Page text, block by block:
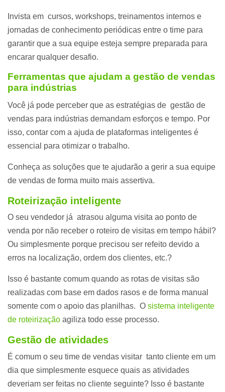
Invista em cursos, workshops, treinamentos internos e
jornadas de conhecimento periódicas entre o time para
garantir que a sua equipe esteja sempre preparada para
encarar qualquer desafio.
Ferramentas que ajudam a gestão de vendas
para indústrias
Você já pode perceber que as estratégias de gestão de
vendas para indústrias demandam esforços e tempo. Por
isso, contar com a ajuda de plataformas inteligentes é
essencial para otimizar o trabalho.
Conheça as soluções que te ajudarão a gerir a sua equipe
de vendas de forma muito mais assertiva.
Roteirização inteligente
O seu vendedor já atrasou alguma visita ao ponto de
venda por não receber o roteiro de visitas em tempo hábil?
Ou simplesmente porque precisou ser refeito devido a
erros na localização, ordem dos clientes, etc.?
Isso é bastante comum quando as rotas de visitas são
realizadas com base em dados rasos e de forma manual
somente com o apoio das planilhas. O sistema inteligente
de roteirização agiliza todo esse processo.
Gestão de atividades
É comum o seu time de vendas visitar tanto cliente em um
dia que simplesmente esquece quais as atividades
deveriam ser feitas no cliente seguinte? Isso é bastante